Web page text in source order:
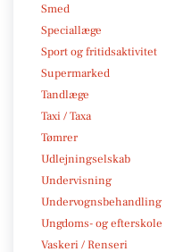
Smed
Speciallæge
Sport og fritidsaktivitet
Supermarked
Tandlæge
Taxi / Taxa
Tømrer
Udlejningselskab
Undervisning
Undervognsbehandling
Ungdoms- og efterskole
Vaskeri / Renseri